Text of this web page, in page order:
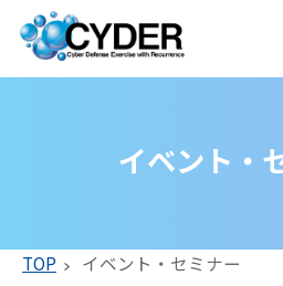
イベント・
TOP イベント・セミナー